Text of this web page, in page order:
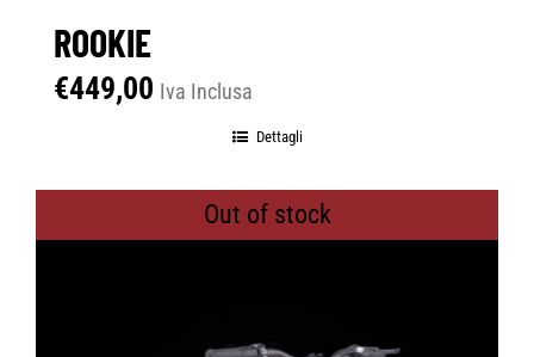
ROOKIE
€449,00 Iva Inclusa
Dettagli
Out of stock